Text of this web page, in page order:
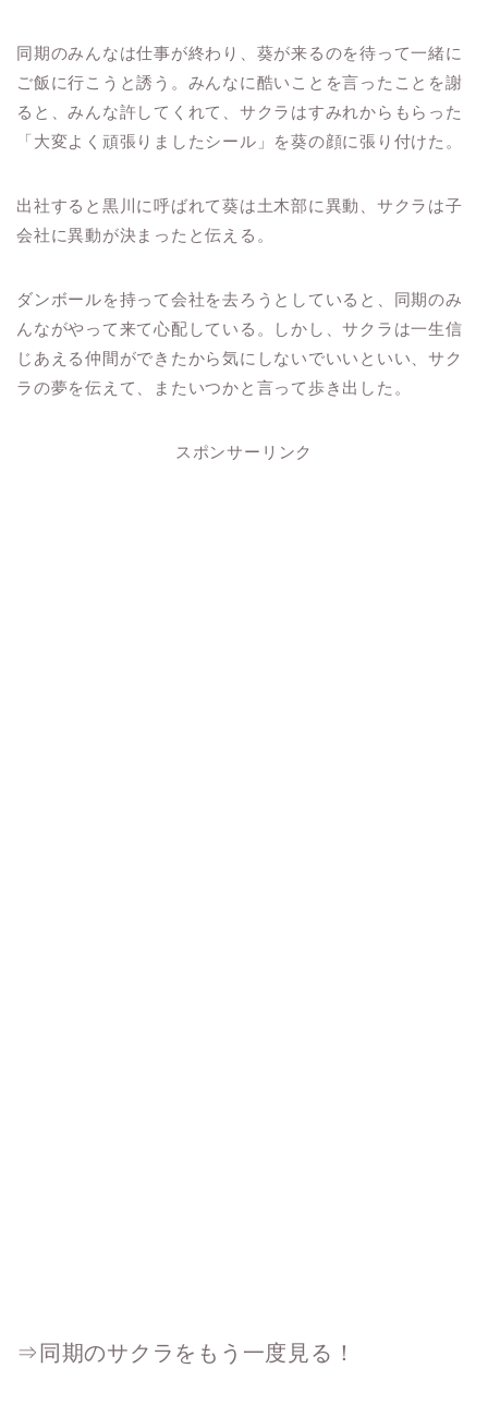
同期のみんなは仕事が終わり、葵が来るのを待って一緒に
ご飯に行こうと誘う。みんなに酷いことを言ったことを謝
ると、みんな許してくれて、サクラはすみれからもらった
「大変よく頑張りましたシール」を葵の顔に張り付けた。
出社すると黒川に呼ばれて葵は土木部に異動、サクラは子
会社に異動が決まったと伝える。
ダンボールを持って会社を去ろうとしていると、同期のみ
んながやって来て心配している。しかし、サクラは一生信
じあえる仲間ができたから気にしないでいいといい、サク
ラの夢を伝えて、またいつかと言って歩き出した。
スポンサーリンク
⇒同期のサクラをもう一度見る！